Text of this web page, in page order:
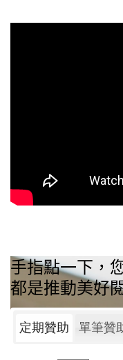
手指點一下，
都是推動美好
定期贊助 單筆贊